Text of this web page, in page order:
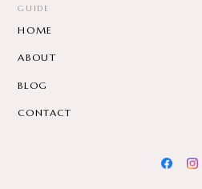
GUIDE
HOME
ABOUT
BLOG
CONTACT